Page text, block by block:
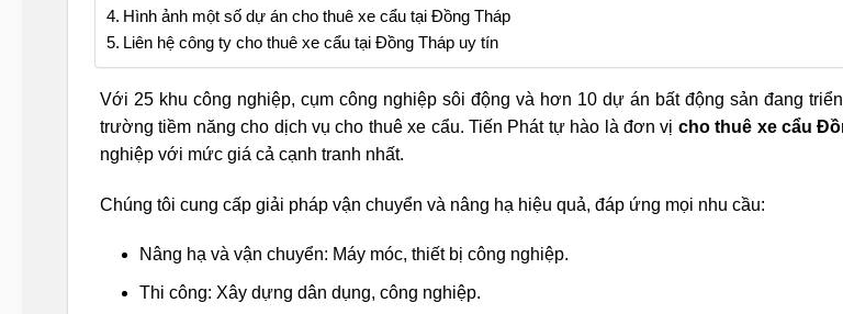
Hình ảnh một số dự án cho thuê xe cẩu tại Đồng Tháp
Liên hệ công ty cho thuê xe cẩu tại Đồng Tháp uy tín
Với 25 khu công nghiệp, cụm công nghiệp sôi động và hơn 10 dự án bất động sản đang
trường tiềm năng cho dịch vụ cho thuê xe cẩu. Tiến Phát tự hào là đơn vị cho thuê xe cẩu
nghiệp với mức giá cả cạnh tranh nhất.
Chúng tôi cung cấp giải pháp vận chuyển và nâng hạ hiệu quả, đáp ứng mọi nhu cầu:
Nâng hạ và vận chuyển: Máy móc, thiết bị công nghiệp.
Thi công: Xây dựng dân dụng, công nghiệp.